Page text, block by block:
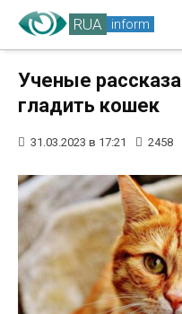
RUA inform
Ученые
гладить кошек
31.03.2023 в 17:21 2458